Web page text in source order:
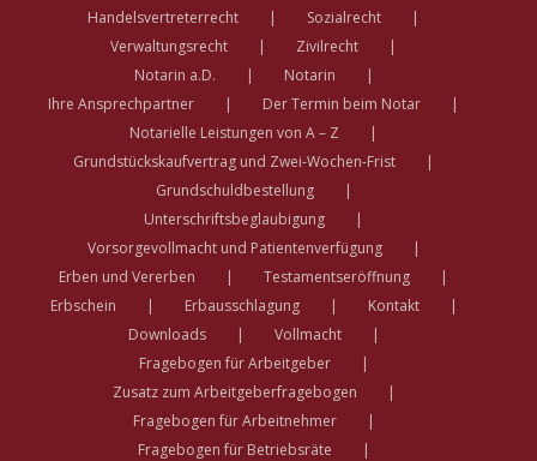
Handelsvertreterrecht
Sozialrecht
Verwaltungsrecht
Zivilrecht
Notarin a.D.
Notarin
Ihre Ansprechpartner
Der Termin beim Notar
Notarielle Leistungen von A – Z
Grundstückskaufvertrag und Zwei-Wochen-Frist
Grundschuldbestellung
Unterschriftsbeglaubigung
Vorsorgevollmacht und Patientenverfügung
Erben und Vererben
Testamentseröffnung
Erbschein
Erbausschlagung
Kontakt
Downloads
Vollmacht
Fragebogen für Arbeitgeber
Zusatz zum Arbeitgeberfragebogen
Fragebogen für Arbeitnehmer
Fragebogen für Betriebsräte